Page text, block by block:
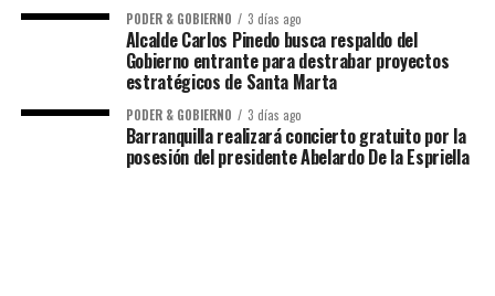
PODER & GOBIERNO 3 días ago
Alcalde Carlos Pinedo busca respaldo del
Gobierno entrante para destrabar proyectos
estratégicos de Santa Marta
PODER & GOBIERNO 3 días ago
Barranquilla realizará concierto gratuito por la
posesión del presidente Abelardo De la Espriella